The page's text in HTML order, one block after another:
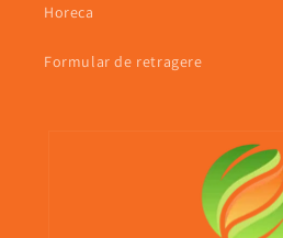
Horeca
Formular de retragere